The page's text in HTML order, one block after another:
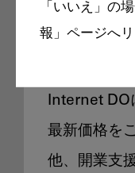
「いいえ」の
報」ページへリ
製
Internet DO
最新価格を
他、開業支